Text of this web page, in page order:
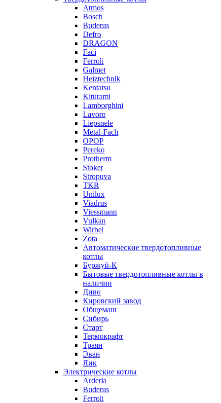
Atmos
Bosch
Buderus
Defro
DRAGON
Faci
Ferroli
Galmet
Heiztechnik
Kentatsu
Kiturami
Lamborghini
Lavoro
Liepsnele
Metal-Fach
OPOP
Pereko
Protherm
Stoker
Stropuva
TKR
Unilux
Viadrus
Viessmann
Vulkan
Wirbel
Zota
Автоматические твердотопливные
котлы
Буржуй-К
Бытовые твердотопливные котлы в
наличии
Диво
Кировский завод
Общемаш
Сибирь
Старт
Термокрафт
Траян
Эван
Яик
Электрические котлы
Arderia
Buderus
Ferroli